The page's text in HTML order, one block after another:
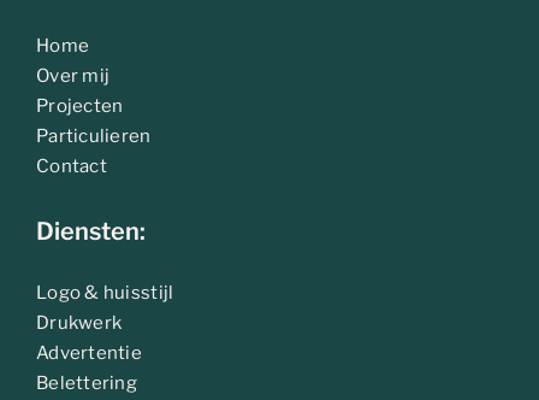
Home
Over mij
Projecten
Particulieren
Contact
Diensten:
Logo & huisstijl
Drukwerk
Advertentie
Belettering